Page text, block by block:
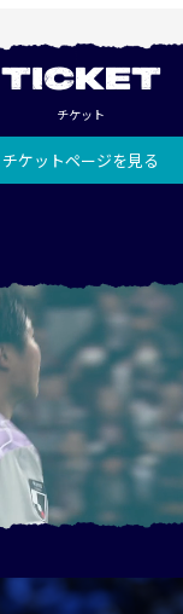
TICKET
チケット
チケットページを見る